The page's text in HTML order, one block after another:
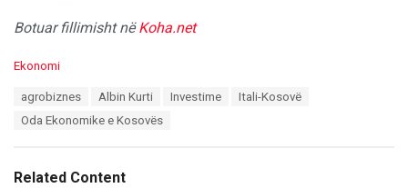
Botuar fillimisht nëKoha.net
C
i
Ekonomi
agrobiznes Albin Kurti Investime
Itali-Kosovë
Oda Ekonomike e Kosovës
Related Content